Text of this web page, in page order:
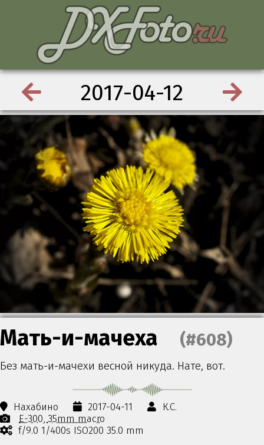
2017-04-12
Мать-и-мачеха (#608)
Без мать-и-мачехи весной никуда. Нате, вот.
Нахабино 2017-04-11
К.С.
E-300 35mm macro
f/9.0 1/400s ISO200 35.0 mm